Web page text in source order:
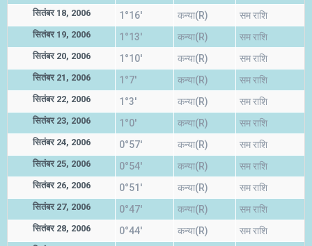
सितंबर 18, 2006 1°16' कन्या(R) सम राशि
सितंबर 19, 2006 1°13' कन्या(R) सम राशि
सितंबर 20, 2006 1°10' कन्या(R) सम राशि
सितंबर 21, 2006 1°7' कन्या(R) सम राशि
सितंबर 22, 2006 1°3' कन्या(R) सम राशि
सितंबर 23, 2006 1°0' कन्या(R) सम राशि
सितंबर 24, 2006 0°57' कन्या(R) सम राशि
सितंबर 25, 2006 0°54' कन्या(R) सम राशि
सितंबर 26, 2006 0°51' कन्या(R) सम राशि
सितंबर 27, 2006 0°47' कन्या(R) सम राशि
सितंबर 28, 2006 0°44' कन्या(R) सम राशि